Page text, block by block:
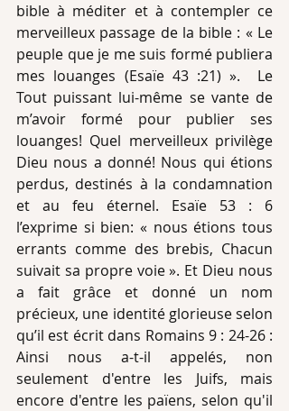
bible à méditer et à contempler ce
merveilleux passage de la bible : « Le
peuple que je me suis formé publiera
mes louanges (Esaïe 43 :21) ».  Le
Tout puissant lui-même se vante de
m’avoir formé pour publier ses
louanges! Quel merveilleux privilège
Dieu nous a donné! Nous qui étions
perdus, destinés à la condamnation
et au feu éternel. Esaïe 53 : 6
l’exprime si bien: « nous étions tous
errants comme des brebis, Chacun
suivait sa propre voie ». Et Dieu nous
a fait grâce et donné un nom
précieux, une identité glorieuse selon
qu’il est écrit dans Romains 9 : 24-26 :
Ainsi nous a-t-il appelés, non
seulement d'entre les Juifs, mais
encore d'entre les païens, selon qu'il